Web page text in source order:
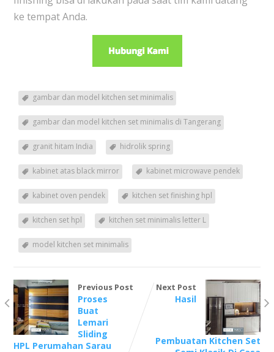
ke tempat Anda.
gambar dan model kitchen set minimalis
gambar dan model kitchen set minimalis di Tangerang
granit hitam India hidrolik spring
kabinet atas black mirror kabinet microwave pendek
kabinet oven pendek kitchen set finishing hpl
kitchen set hpl kitchen set minimalis letter L
model kitchen set minimalis
Previous Post
Proses
Buat
Lemari
Sliding
HPL Perumahan Sarau
Next Post
Hasil
Pembuatan Kitchen Set